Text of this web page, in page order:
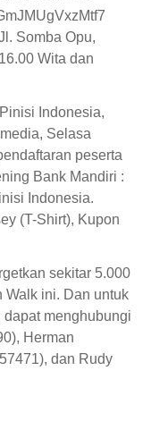
Somba Opu,
Wita dan
Indonesia,
Selasa
peserta
Bank Mandiri :
Indonesia.
(T-Shirt), Kupon
sekitar 5.000
Walk ini. Dan untuk
menghubungi
Herman
dan Rudy